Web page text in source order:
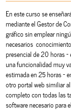
En este curso se
mediante el Gestor de
gráfico sin emplear
necesarios
presencial de 20 horas -
una funcionalidad muy
estimada en 25 horas -
otro portal web similiar
completo con todas las
software necesario para